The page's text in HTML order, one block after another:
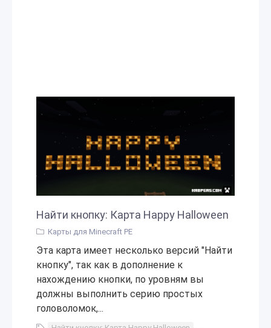
Найти кнопку: Карта Happy Halloween
Карты для Minecraft PE
Эта карта имеет несколько версий "Найти
кнопку", так как в дополнение к
нахождению кнопки, по уровням вы
должны выполнить серию простых
головоломок,...